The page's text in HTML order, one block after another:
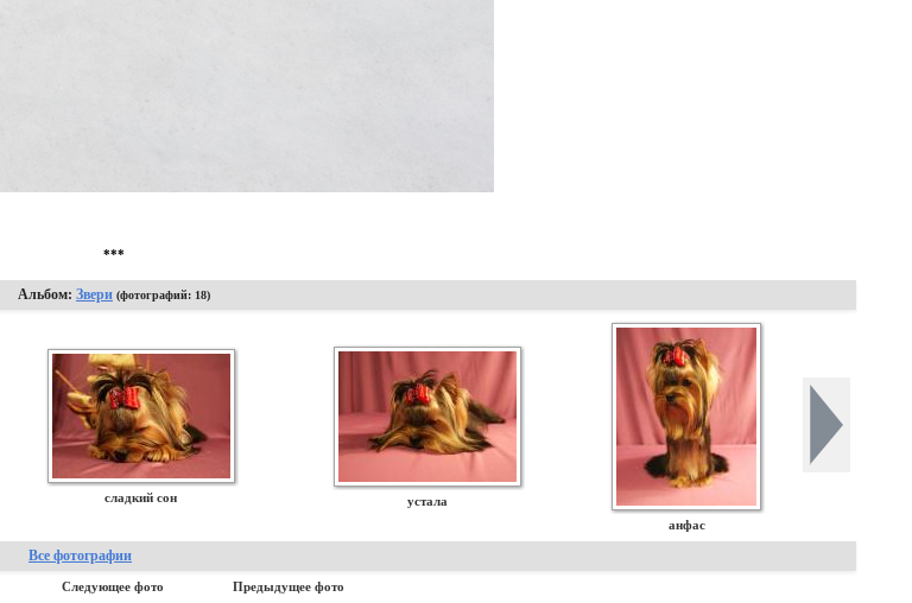
***
Альбом: Звери (фотографий: 18)
сладкий сон
устала
анфас
Все фотографии
Следующее фото Предыдущее фото